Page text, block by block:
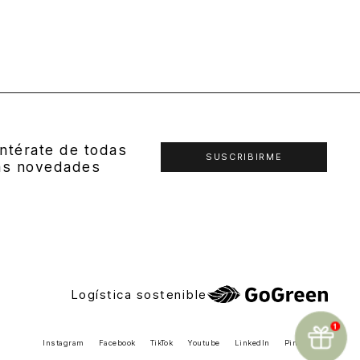
de todas
novedades
SUSCRIBIRME
Logística sostenible
Instagram Facebook TikTok Youtube LinkedIn Pinterest